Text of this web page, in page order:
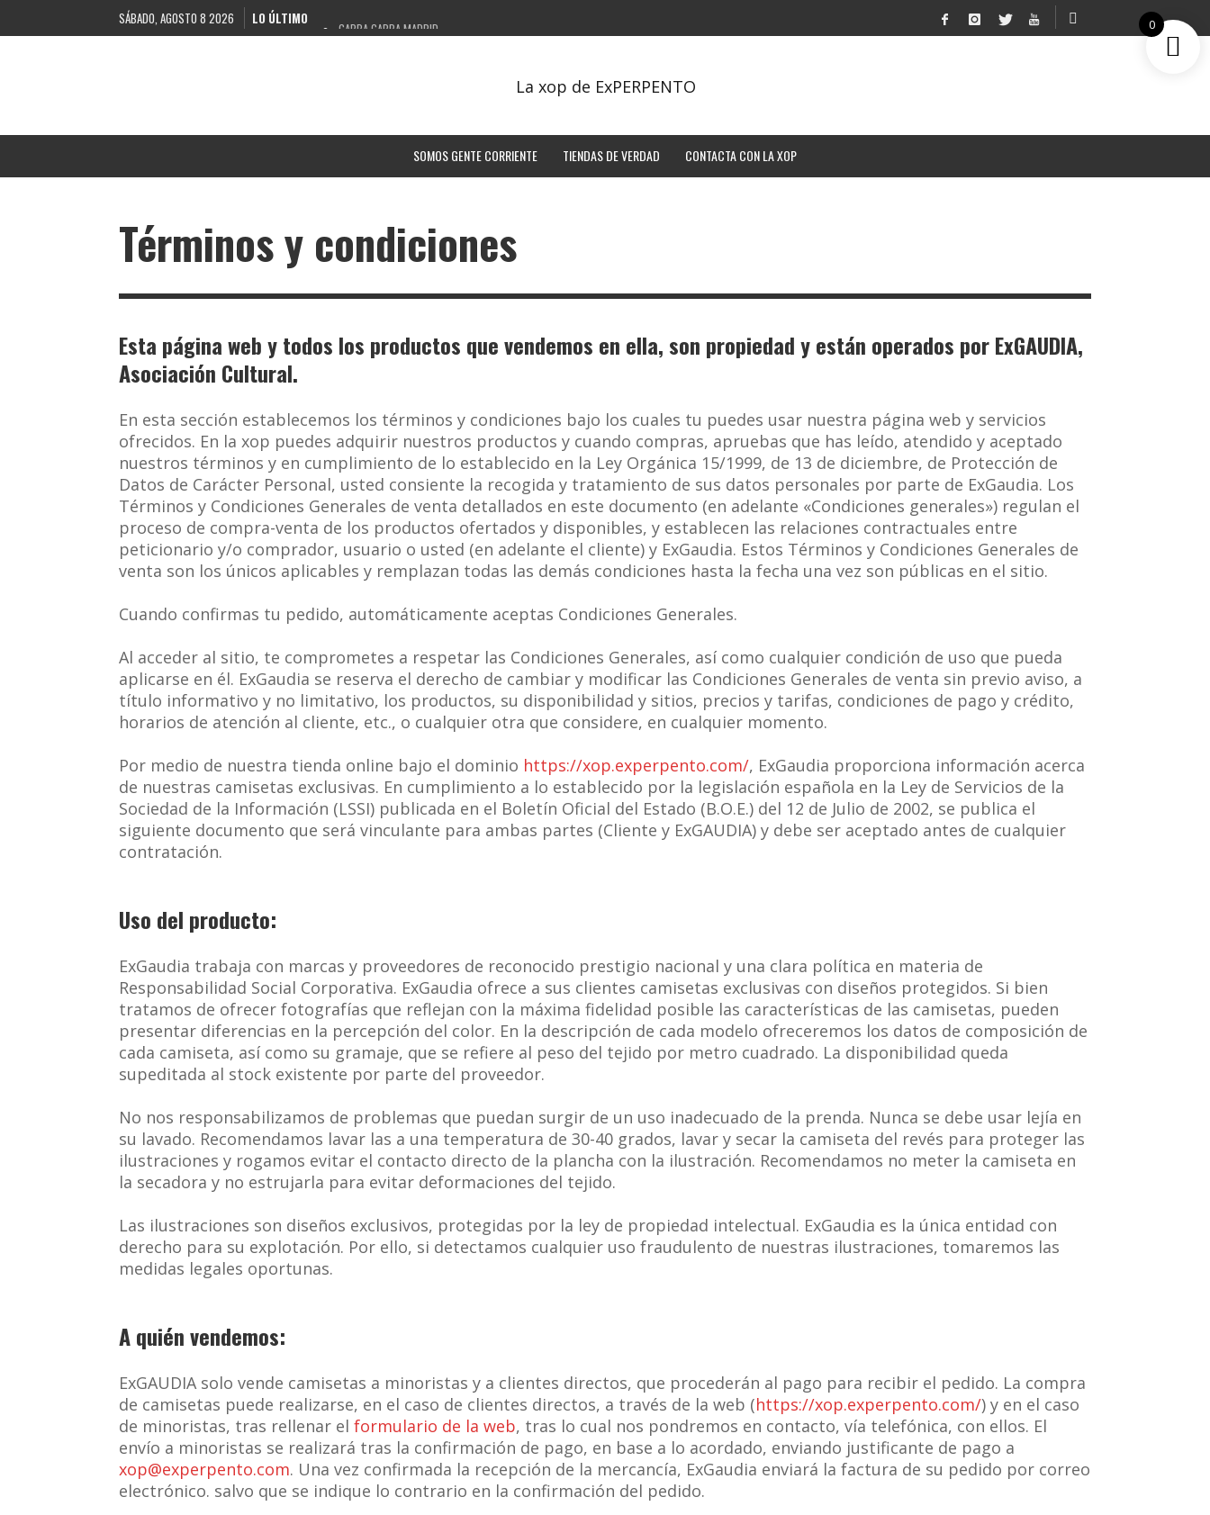
SÁBADO, AGOSTO 8 2026 LO ÚLTIMO
GABBA GABBA MADRID
SOMOS GENTE CORRIENTE TIENDAS DE VERDAD CONTACTA CON LA XOP
Términos y condiciones
Esta página web y todos los productos que vendemos en ella, son propiedad y están operados por ExGAUDIA,
Asociación Cultural.
En esta sección establecemos los términos y condiciones bajo los cuales tu puedes usar nuestra página web y servicios
ofrecidos. En la xop puedes adquirir nuestros productos y cuando compras, apruebas que has leído, atendido y aceptado
nuestros términos y en cumplimiento de lo establecido en la Ley Orgánica 15/1999, de 13 de diciembre, de Protección de
Datos de Carácter Personal, usted consiente la recogida y tratamiento de sus datos personales por parte de ExGaudia. Los
Términos y Condiciones Generales de venta detallados en este documento (en adelante «Condiciones generales») regulan el
proceso de compra-venta de los productos ofertados y disponibles, y establecen las relaciones contractuales entre
peticionario y/o comprador, usuario o usted (en adelante el cliente) y ExGaudia. Estos Términos y Condiciones Generales de
venta son los únicos aplicables y remplazan todas las demás condiciones hasta la fecha una vez son públicas en el sitio.
Cuando confirmas tu pedido, automáticamente aceptas Condiciones Generales.
Al acceder al sitio, te comprometes a respetar las Condiciones Generales, así como cualquier condición de uso que pueda
aplicarse en él. ExGaudia se reserva el derecho de cambiar y modificar las Condiciones Generales de venta sin previo aviso, a
título informativo y no limitativo, los productos, su disponibilidad y sitios, precios y tarifas, condiciones de pago y crédito,
horarios de atención al cliente, etc., o cualquier otra que considere, en cualquier momento.
Por medio de nuestra tienda online bajo el dominio https://xop.experpento.com/, ExGaudia proporciona información acerca
de nuestras camisetas exclusivas. En cumplimiento a lo establecido por la legislación española en la Ley de Servicios de la
Sociedad de la Información (LSSI) publicada en el Boletín Oficial del Estado (B.O.E.) del 12 de Julio de 2002, se publica el
siguiente documento que será vinculante para ambas partes (Cliente y ExGAUDIA) y debe ser aceptado antes de cualquier
contratación.
Uso del producto:
ExGaudia trabaja con marcas y proveedores de reconocido prestigio nacional y una clara política en materia de
Responsabilidad Social Corporativa. ExGaudia ofrece a sus clientes camisetas exclusivas con diseños protegidos. Si bien
tratamos de ofrecer fotografías que reflejan con la máxima fidelidad posible las características de las camisetas, pueden
presentar diferencias en la percepción del color. En la descripción de cada modelo ofreceremos los datos de composición de
cada camiseta, así como su gramaje, que se refiere al peso del tejido por metro cuadrado. La disponibilidad queda
supeditada al stock existente por parte del proveedor.
No nos responsabilizamos de problemas que puedan surgir de un uso inadecuado de la prenda. Nunca se debe usar lejía en
su lavado. Recomendamos lavar las a una temperatura de 30-40 grados, lavar y secar la camiseta del revés para proteger las
ilustraciones y rogamos evitar el contacto directo de la plancha con la ilustración. Recomendamos no meter la camiseta en
la secadora y no estrujarla para evitar deformaciones del tejido.
Las ilustraciones son diseños exclusivos, protegidas por la ley de propiedad intelectual. ExGaudia es la única entidad con
derecho para su explotación. Por ello, si detectamos cualquier uso fraudulento de nuestras ilustraciones, tomaremos las
medidas legales oportunas.
A quién vendemos:
ExGAUDIA solo vende camisetas a minoristas y a clientes directos, que procederán al pago para recibir el pedido. La compra
de camisetas puede realizarse, en el caso de clientes directos, a través de la web (https://xop.experpento.com/) y en el caso
de minoristas, tras rellenar el formulario de la web, tras lo cual nos pondremos en contacto, vía telefónica, con ellos. El
envío a minoristas se realizará tras la confirmación de pago, en base a lo acordado, enviando justificante de pago a
xop@experpento.com. Una vez confirmada la recepción de la mercancía, ExGaudia enviará la factura de su pedido por correo
electrónico. salvo que se indique lo contrario en la confirmación del pedido.
0